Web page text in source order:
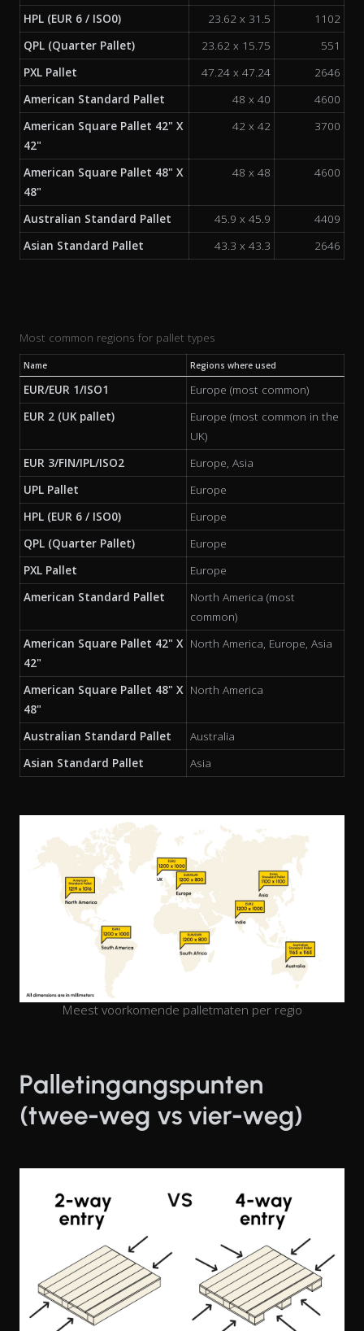
HPL (EUR 6 / ISO0)
23.62 x 31.5
1102
QPL (Quarter Pallet)
23.62 x 15.75
551
PXL Pallet
47.24 x 47.24
2646
American Standard Pallet
48 x 40
4600
American Square Pallet 42" X
42"
42 x 42 3700
American Square Pallet 48" X
48"
48 x 48 4600
Australian Standard Pallet 45.9 x 45.9
4409
Asian Standard Pallet
43.3 x 43.3 2646
Most common regions for pallet types
Name Regions where used
EUR/EUR 1/ISO1
Europe (most common)
EUR 2 (UK pallet)
Europe (most common in the
UK)
EUR 3/FIN/IPL/ISO2
Europe, Asia
UPL Pallet
Europe
HPL (EUR 6 / ISO0)
Europe
QPL (Quarter Pallet)
Europe
PXL Pallet
Europe
American Standard Pallet
North America (most
common)
American Square Pallet 42" X
42"
North America, Europe, Asia
American Square Pallet 48" X
48"
North America
Australian Standard Pallet
Australia
Asian Standard Pallet
Asia
Meest voorkomende palletmaten per regio
Palletingangspunten
(twee-weg vs vier-weg)